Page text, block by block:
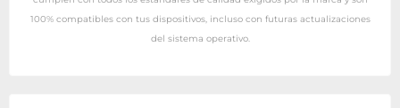
100% compatibles con tus dispositivos, incluso con futuras actualizaciones
del sistema operativo.